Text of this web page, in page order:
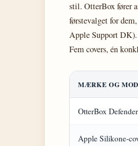
stil. OtterBox fører
førstevalget for
Apple Support DK).
Fem covers, én
MÆRKE OG
OtterBox
Apple Silikone-